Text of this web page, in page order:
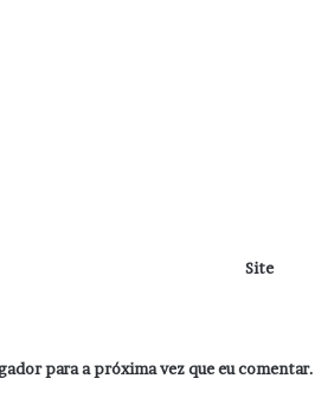
Site
para a próxima vez que eu comentar.